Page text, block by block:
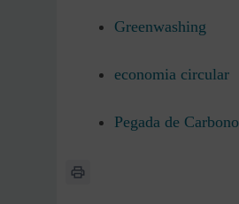
Greenwashing
economia circular
Pegada de Carbono